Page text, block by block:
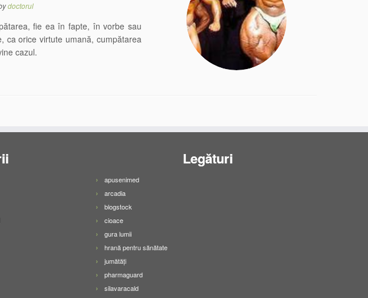
doctorul
fie ea în fapte, în vorbe sau
ca orice virtute umană, cumpătarea
cazul.
Legături
apusenimed
arcadia
blogstock
cioace
gura lumii
hrană pentru sănătate
jumătăți
pharmaguard
silavaracald